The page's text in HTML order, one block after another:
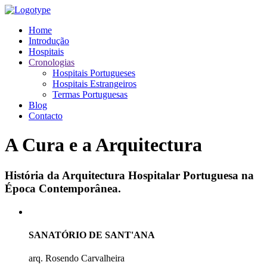
Home
Introdução
Hospitais
Cronologias
Hospitais Portugueses
Hospitais Estrangeiros
Termas Portuguesas
Blog
Contacto
A Cura e a Arquitectura
História da Arquitectura Hospitalar Portuguesa na
Época Contemporânea.
SANATÓRIO DE SANT'ANA
arq. Rosendo Carvalheira